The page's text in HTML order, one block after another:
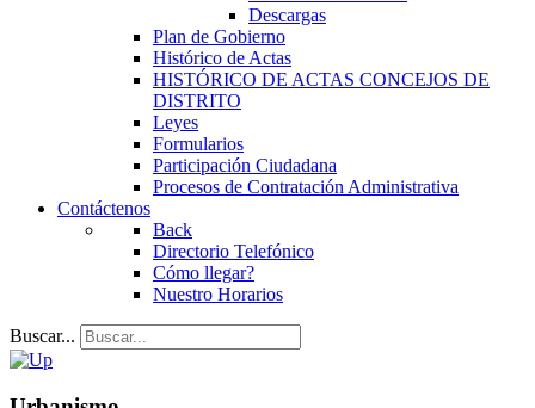
Descargas
Plan de Gobierno
Histórico de Actas
HISTÓRICO DE ACTAS CONCEJOS DE
DISTRITO
Leyes
Formularios
Participación Ciudadana
Procesos de Contratación Administrativa
Contáctenos
Back
Directorio Telefónico
Cómo llegar?
Nuestro Horarios
Buscar...